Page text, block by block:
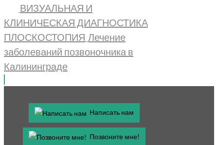
ВИЗУАЛЬНАЯ И
КЛИНИЧЕСКАЯ ДИАГНОСТИКА
ПЛОСКОСТОПИЯ Лечение
заболеваний позвоночника в
Калининграде
Написать нам
Позвоните мне!